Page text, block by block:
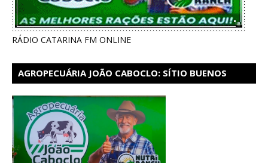
RÁDIO CATARINA FM ONLINE
AGROPECUÁRIA JOÃO CABOCLO: SÍTIO BUENOS